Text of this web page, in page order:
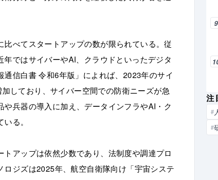
べてスタートアップの数が限られている。従
ではサイバーやAI、クラウドといったデジタ
信白書 令和6年版」によれば、2023年のサイ
しており、サイバー空間での防衛ニーズが急
兵器の導入に加え、データインフラやAI・ク
る。
アップは依然少数であり、法制度や調達プロ
ジズは2025年、航空自衛隊向け「宇宙システ
9
注
#
#